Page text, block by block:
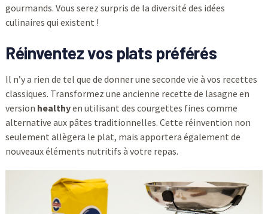
gourmands. Vous serez surpris de la diversité des idées
culinaires qui existent !
Réinventez vos plats préférés
Il n’y a rien de tel que de donner une seconde vie à vos recettes
classiques. Transformez une ancienne recette de lasagne en
version healthyen utilisant des courgettes fines comme
alternative aux pâtes traditionnelles. Cette réinvention non
seulement allègera le plat, mais apportera également de
nouveaux éléments nutritifs à votre repas.